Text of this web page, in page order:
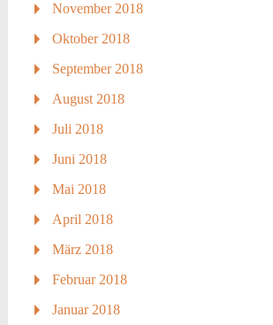
November 2018
Oktober 2018
September 2018
August 2018
Juli 2018
Juni 2018
Mai 2018
April 2018
März 2018
Februar 2018
Januar 2018